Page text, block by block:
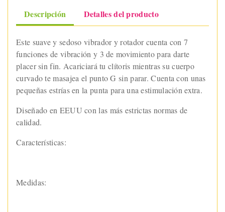
Descripción Detalles del producto
Este suave y sedoso vibrador y rotador cuenta con 7
funciones de vibración y 3 de movimiento para darte
placer sin fin. Acariciará tu clítoris mientras su cuerpo
curvado te masajea el punto G sin parar. Cuenta con unas
pequeñas estrías en la punta para una estimulación extra.
Diseñado en EEUU con las más estrictas normas de
calidad.
Características:
Medidas: